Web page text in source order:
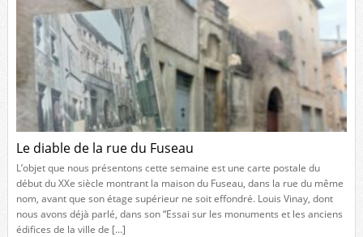
Le diable de la rue du Fuseau
L’objet que nous présentons cette semaine est une carte postale du
début du XXe siècle montrant la maison du Fuseau, dans la rue du même
nom, avant que son étage supérieur ne soit effondré. Louis Vinay, dont
nous avons déjà parlé, dans son “Essai sur les monuments et les anciens
édifices de la ville de […]